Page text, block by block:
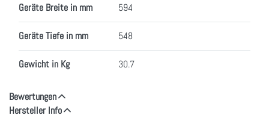
Geräte Breite in mm 594
Geräte Tiefe in mm 548
Gewicht in Kg 30.7
Bewertungen
Hersteller Info